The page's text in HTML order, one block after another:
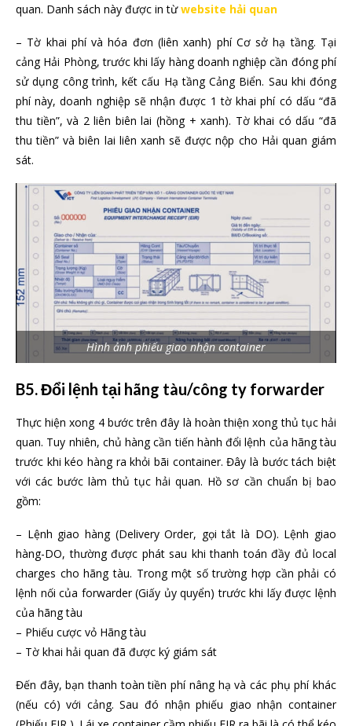
quan. Danh sách này được in từwebsite hải quan
– Tờ khai phí và hóa đơn (liên xanh) phí Cơ sở hạ tầng. Tại
cảng Hải Phòng, trước khi lấy hàng doanh nghiệp cần đóng phí
sử dụng công trình, kết cấu Hạ tầng Cảng Biển. Sau khi đóng
phí này, doanh nghiệp sẽ nhận được 1 tờ khai phí có dấu “đã
thu tiền”, và 2 liên biên lai (hồng + xanh). Tờ khai có dấu “đã
thu tiền” và biên lai liên xanh sẽ được nộp cho Hải quan giám
sát.
Hình ảnh phiếu giao nhận container
B5. Đổi lệnh tại hãng tàu/công ty forwarder
Thực hiện xong 4 bước trên đây là hoàn thiện xong thủ tục hải
quan. Tuy nhiên, chủ hàng cần tiến hành đổi lệnh của hãng tàu
trước khi kéo hàng ra khỏi bãi container. Đây là bước tách biệt
với các bước làm thủ tục hải quan. Hồ sơ cần chuẩn bị bao
gồm:
– Lệnh giao hàng (Delivery Order, gọi tắt là DO). Lệnh giao
hàng-DO, thường được phát sau khi thanh toán đầy đủ local
charges cho hãng tàu. Trong một số trường hợp cần phải có
lệnh nối của forwarder (Giấy ủy quyển) trước khi lấy được lệnh
của hãng tàu
– Phiếu cược vỏ Hãng tàu
– Tờ khai hải quan đã được ký giám sát
Đến đây, bạn thanh toàn tiền phí nâng hạ và các phụ phí khác
(nếu có) với cảng. Sau đó nhận phiếu giao nhận container